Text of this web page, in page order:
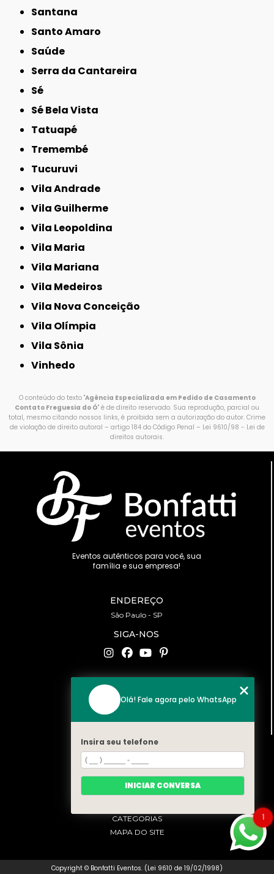
Santana
Santo Amaro
Saúde
Serra da Cantareira
Sé
Sé Bela Vista
Tatuapé
Tremembé
Tucuruvi
Vila Andrade
Vila Guilherme
Vila Leopoldina
Vila Maria
Vila Mariana
Vila Medeiros
Vila Nova Conceição
Vila Olímpia
Vila Sônia
Vinhedo
O conteúdo do texto "Agência Especializada em Pedido de Casamento
Contato Freguesia do Ó" é de direito reservado. Sua reprodução, parcial ou
total, mesmo citando nossos links, é proibida sem a autorização do autor. Crime
de violação de direito autoral – artigo 184 do Código Penal – Lei 9610/98 - Lei de
direitos autorais.
Eventos autênticos para você, sua
família e sua empresa!
ENDEREÇO
São Paulo - SP
SIGA-NOS
CONTATO
(11) 94519-2422
contato@bonfattieventos.com.br
MENU
HOME
A BONFATTI
CATEGORIAS
MAPA DO SITE
Copyright © Bonfatti Eventos. (Lei 9610 de 19/02/1998)
1
Olá! Fale agora pelo WhatsApp
Insira seu telefone
INICIAR CONVERSA